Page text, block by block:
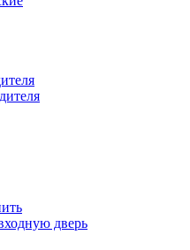
дверь